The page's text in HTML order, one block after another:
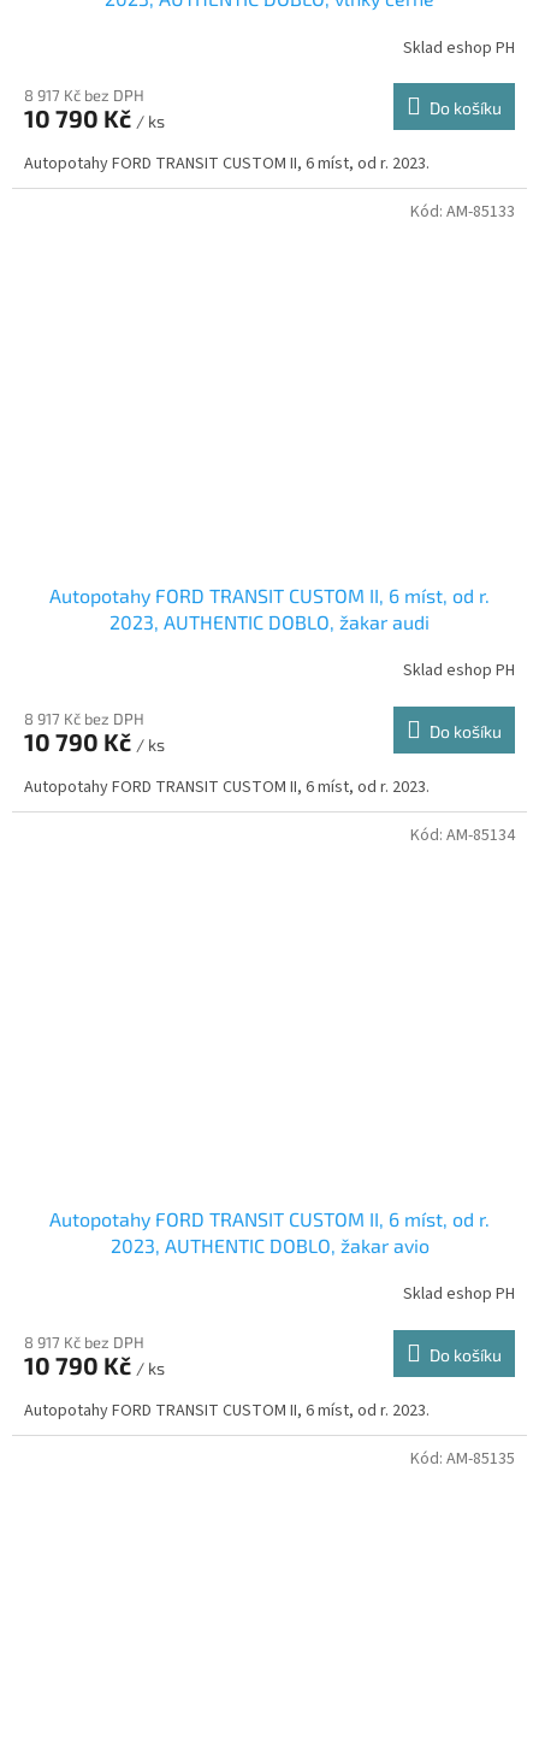
Sklad eshop PH
8 917 Kč bez DPH
10 790 Kč / ks
Do košíku
Autopotahy FORD TRANSIT CUSTOM II, 6 míst, od r. 2023.
Autopotahy FORD TRANSIT CUSTOM II, 6 míst, od r.
2023, AUTHENTIC DOBLO, žakar audi
Sklad eshop PH
8 917 Kč bez DPH
10 790 Kč / ks
Do košíku
Autopotahy FORD TRANSIT CUSTOM II, 6 míst, od r. 2023.
Kód: AM-85133
Autopotahy FORD TRANSIT CUSTOM II, 6 míst, od r.
2023, AUTHENTIC DOBLO, žakar avio
Sklad eshop PH
8 917 Kč bez DPH
10 790 Kč / ks
Do košíku
Autopotahy FORD TRANSIT CUSTOM II, 6 míst, od r. 2023.
Kód: AM-85134
Kód: AM-85135